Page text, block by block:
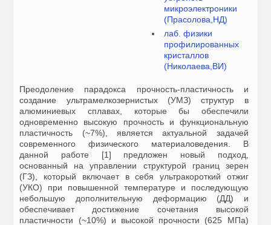
микроэлектроники
(Прасолова,НД)
лаб. физики
профилированных
кристаллов
(Николаева,ВИ)
Преодоление парадокса прочность-пластичность и
создание ультрамелкозернистых (УМЗ) структур в
алюминиевых сплавах, которые бы обеспечили
одновременно высокую прочность и функциональную
пластичность (~7%), является актуальной задачей
современного физического материаловедения. В
данной работе [1] предложен новый подход,
основанный на управлении структурой границ зерен
(ГЗ), который включает в себя ультракороткий отжиг
(УКO) при повышенной температуре и последующую
небольшую дополнительную деформацию (ДД) и
обеспечивает достижение сочетания высокой
пластичности (~10%) и высокой прочности (625 МПа)